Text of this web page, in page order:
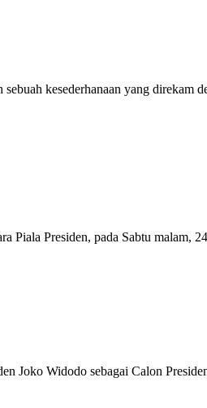
kesederhanaan yang direkam
Piala Presiden, pada Sabtu malam,
Joko Widodo sebagai Calon